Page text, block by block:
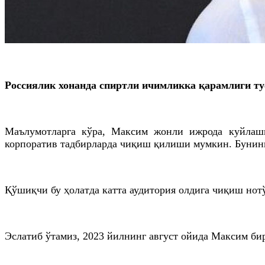
Россиялик хонанда спиртли ичимликка қарамлиги
Маълумотларга кўра, Максим жонли ижрода
корпоратив тадбирларда чиқиш қилиши мумкин.
Қўшиқчи бу ҳолатда катта аудитория олдига чиқиш
Эслатиб ўтамиз, 2023 йилнинг август ойида Максим